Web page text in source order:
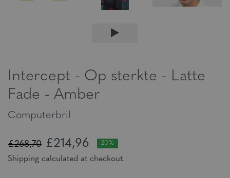
Intercept - Op sterkte - Latte
Fade - Amber
Computerbril
£268,70 £214,96 20%
Shipping calculated at checkout.